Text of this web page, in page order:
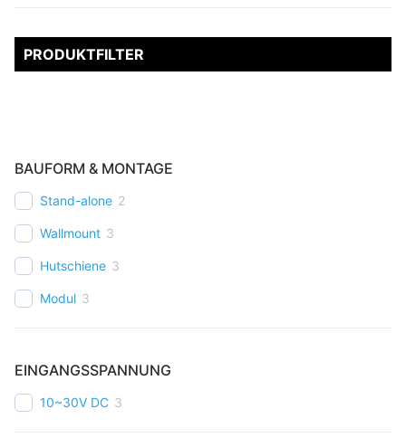
PRODUKTFILTER
BAUFORM & MONTAGE
Stand-alone 2
Wallmount 3
Hutschiene 3
Modul 3
EINGANGSSPANNUNG
10~30V DC 3